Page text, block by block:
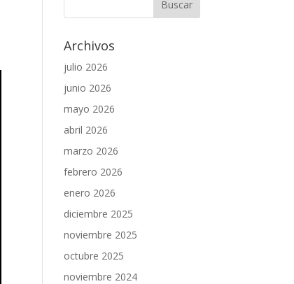
Archivos
julio 2026
junio 2026
mayo 2026
abril 2026
marzo 2026
febrero 2026
enero 2026
diciembre 2025
noviembre 2025
octubre 2025
noviembre 2024